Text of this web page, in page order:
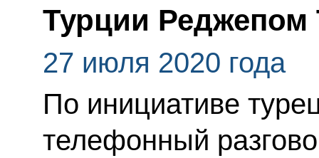
Турции
27 июля 2020 года
По инициативе
телефонный